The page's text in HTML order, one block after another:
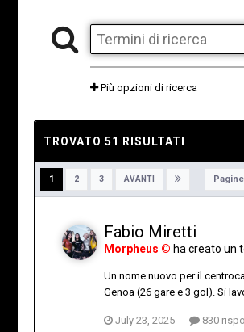
Più opzioni di ricerca
TROVATO 51 RISULTATI
1 2 3 AVANTI
Fabio Miretti
Morpheus © ha creato un
Un nome nuovo per il
Genoa (26 gare e 3 gol). Si
July 23, 2025 830